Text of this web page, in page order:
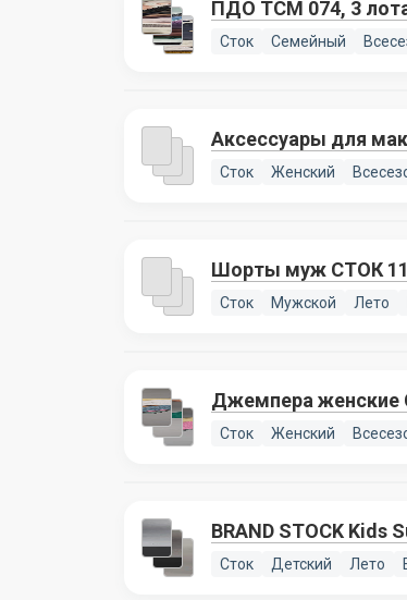
ПДО TCM 074, 3
Сток Семейный
Аксессуары для
Сток Женский
Шорты муж СТОК
Сток Мужской Лето
Джемпера женские
Сток Женский
BRAND STOCK Kids
Сток Детский Лето